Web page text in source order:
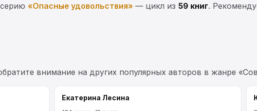
«Опасные удовольствия» — цикл из 59 книг.
внимание на других популярных авторов в жанре
Екатерина Лесина